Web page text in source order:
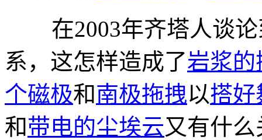
在2003年齐塔人谈论
系，这怎样造成了岩浆的
个磁极和南极拖拽以搭好
和带电的尘埃云又有什